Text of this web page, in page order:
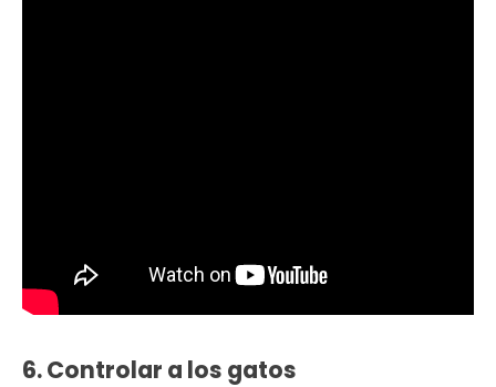
6. Controlar a los gatos